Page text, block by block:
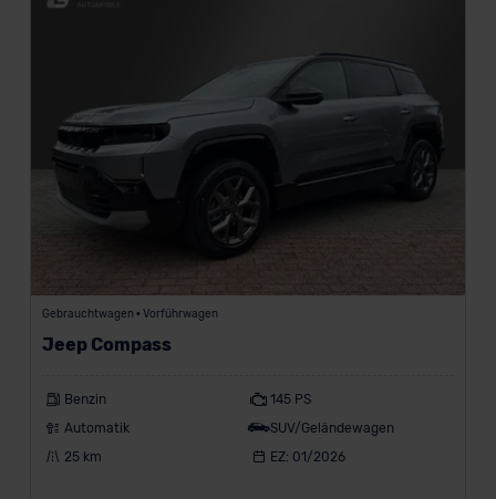
Gebrauchtwagen • Vorführwagen
Jeep Compass
Benzin
145 PS
Automatik
SUV/Geländewagen
25 km
EZ: 01/2026